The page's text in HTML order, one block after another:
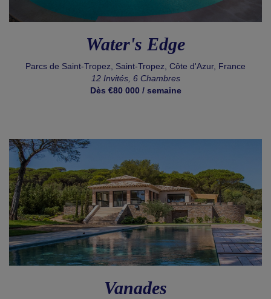
Water's Edge
Parcs de Saint-Tropez, Saint-Tropez, Côte d'Azur, France
12 Invités, 6 Chambres
Dès €80 000 / semaine
Vanades